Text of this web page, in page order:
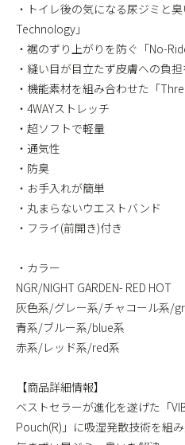
・トイレ後の気になる尿ジミと
Technology」
・裾のずり上がりを防ぐ「No-
・縫い目が目立たず皮膚への負
・機能素材を組み合わせた「
・4WAYストレッチ
・超ソフトで軽量
・通気性
・防臭
・お手入れが簡単
・丸まらないウエストバンド
・フライ(前開き)付き
・カラー
NGR/NIGHT GARDEN- RED HOT
灰色系/グレー系/チャコール系/
青系/ブルー系/blue系
赤系/レッド系/red系
【商品詳細情報】
ベストセラーが進化を遂げた「
Pouch(R)」に吸湿発散技術を組